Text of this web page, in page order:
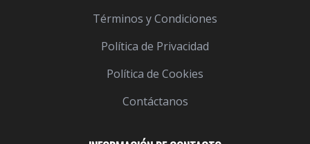
Términos y Condiciones
Política de Privacidad
Política de Cookies
Contáctanos